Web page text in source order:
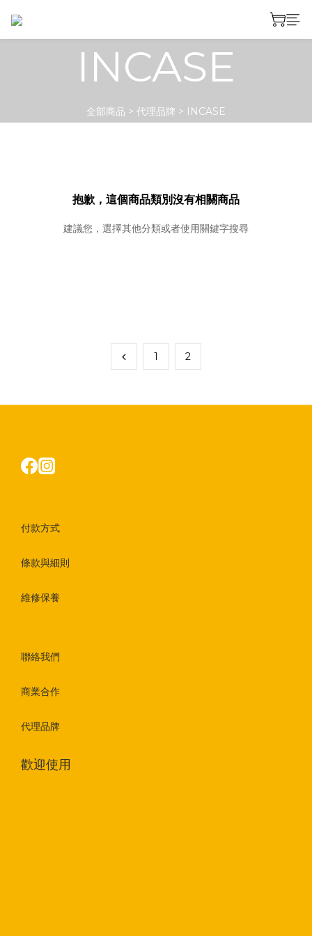
INCASE
全部商品 > 代理品牌 > INCASE
抱歉，這個商品類別沒有相關商品
建議您，選擇其他分類或者使用關鍵字搜尋
1 2
付款方式
條款與細則
維修保養
聯絡我們
商業合作
代理品牌
歡迎使用